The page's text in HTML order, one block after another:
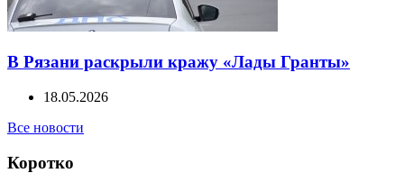
В Рязани раскрыли кражу «Лады Гранты»
18.05.2026
Все новости
Коротко